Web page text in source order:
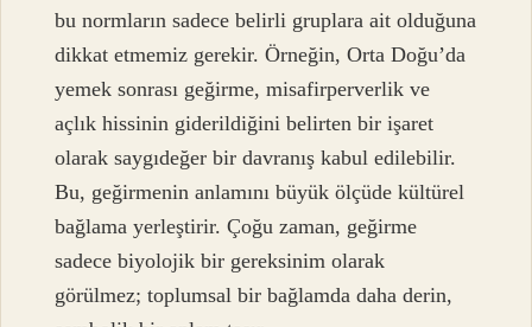
bu normların sadece belirli gruplara ait olduğuna
dikkat etmemiz gerekir. Örneğin, Orta Doğu’da
yemek sonrası geğirme, misafirperverlik ve
açlık hissinin giderildiğini belirten bir işaret
olarak saygıdeğer bir davranış kabul edilebilir.
Bu, geğirmenin anlamını büyük ölçüde kültürel
bağlama yerleştirir. Çoğu zaman, geğirme
sadece biyolojik bir gereksinim olarak
görülmez; toplumsal bir bağlamda daha derin,